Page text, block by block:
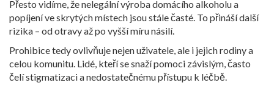
Přesto vidíme, že nelegální výroba domácího alkoholu a
popíjení ve skrytých místech jsou stále časté. To přináší další
rizika – od otravy až po vyšší míru násilí.
Prohibice tedy ovlivňuje nejen uživatele, ale i jejich rodiny a
celou komunitu. Lidé, kteří se snaží pomoci závislým, často
čelí stigmatizaci a nedostatečnému přístupu k léčbě.